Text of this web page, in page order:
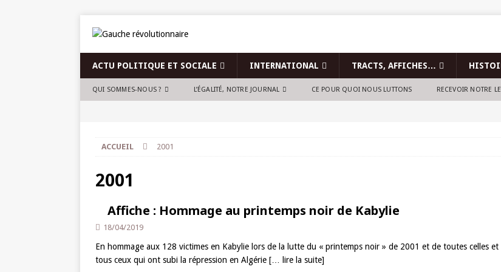
ACTU POLITIQUE ET SOCIALE INTERNATIONAL TRACTS, AFFICHES…
QUI SOMMES-NOUS ? L’ÉGALITÉ, NOTRE JOURNAL CE POUR QUOI NOUS LUTTONS RECEVOIR NOTRE
ACCUEIL 2001
2001
Affiche : Hommage au printemps noir de Kabylie
18/04/2019
En hommage aux 128 victimes en Kabylie lors de la lutte du « printemps noir » de 2001 et de toutes celles et
tous ceux qui ont subi la répression en Algérie [… lire la suite]